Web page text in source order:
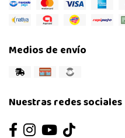
Medios de envío
Nuestras redes sociales